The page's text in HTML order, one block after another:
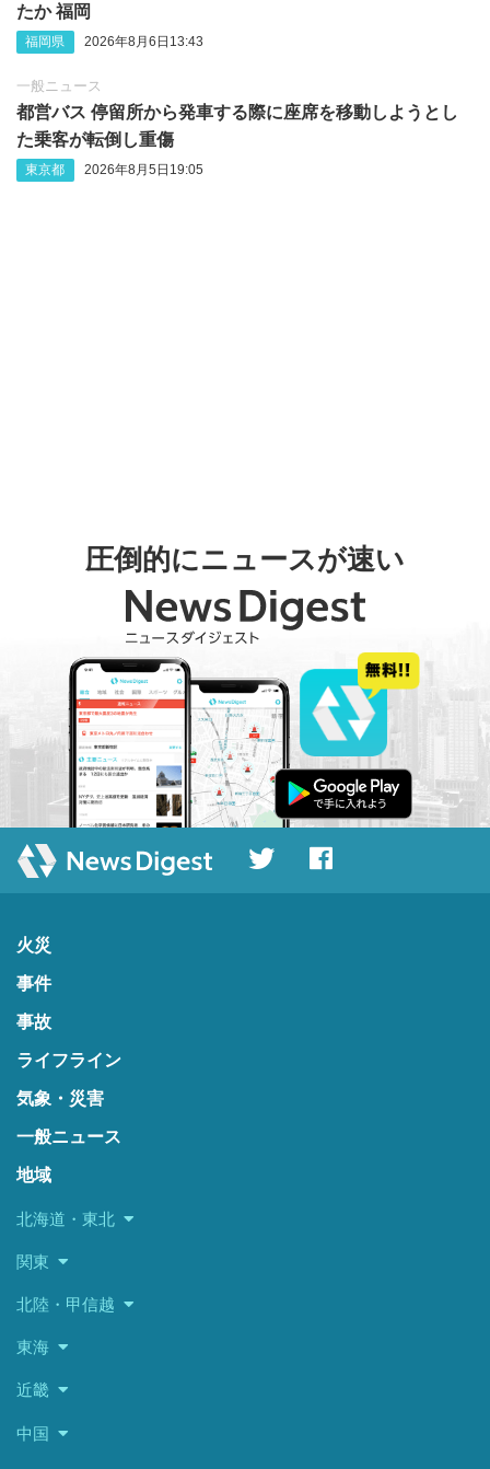
たか 福岡
福岡県 2026年8月6日13:43
一般ニュース
都営バス 停留所から発車する際に座席を移動しようとし
た乗客が転倒し重傷
東京都 2026年8月5日19:05
圧倒的にニュースが速い
火災
事件
事故
ライフライン
気象・災害
一般ニュース
地域
北海道・東北
関東
北陸・甲信越
東海
近畿
中国